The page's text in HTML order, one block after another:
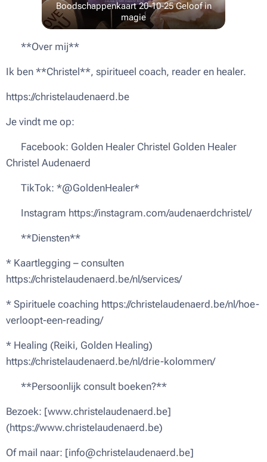
Boodschappenkaart 20-10-25 Geloof in
magie
🌟 **Over mij**
Ik ben **Christel**, spiritueel coach, reader en healer.
https://christelaudenaerd.be
Je vindt me op:
🔹 Facebook: Golden Healer Christel Golden Healer
Christel Audenaerd
🔹 TikTok: *@GoldenHealer*
🔹 Instagram https://instagram.com/audenaerdchristel/
✨ **Diensten**
* Kaartlegging – consulten
https://christelaudenaerd.be/nl/services/
* Spirituele coaching https://christelaudenaerd.be/nl/hoe-
verloopt-een-reading/
* Healing (Reiki, Golden Healing)
https://christelaudenaerd.be/nl/drie-kolommen/
📅 **Persoonlijk consult boeken?**
Bezoek: [www.christelaudenaerd.be]
(https://www.christelaudenaerd.be)
Of mail naar: [info@christelaudenaerd.be]